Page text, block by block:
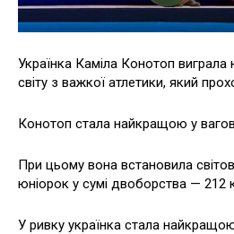
Українка Каміла Конотоп виграла
світу з важкої атлетики, який
Конотоп стала найкращою у
При цьому вона встановила
юніорок у сумі двоборства — 212
У ривку українка стала